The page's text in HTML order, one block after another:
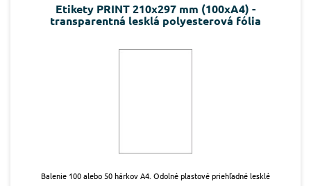
Etikety PRINT 210x297 mm (100xA4) -
transparentná lesklá polyesterová fólia
Balenie 100 alebo 50 hárkov A4. Odolné plastové priehľadné lesklé